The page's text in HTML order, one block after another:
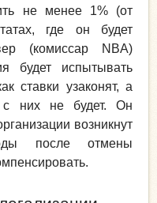
не менее 1% (от
где он будет
(комиссар NBA)
будет испытывать
ставки узаконят, а
с них не будет. Он
возникнут
после отмены